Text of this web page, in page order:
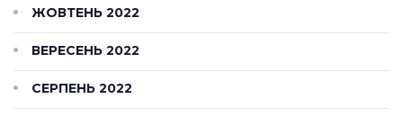
ЖОВТЕНЬ 2022
ВЕРЕСЕНЬ 2022
СЕРПЕНЬ 2022